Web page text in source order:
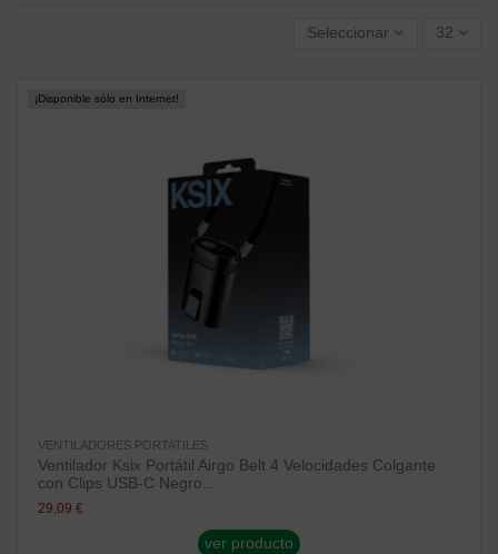
Seleccionar 32
¡Disponible sólo en Internet!
VENTILADORES PORTATILES
Ventilador Ksix Portátil Airgo Belt 4 Velocidades Colgante
con Clips USB-C Negro...
29,09 €
ver producto